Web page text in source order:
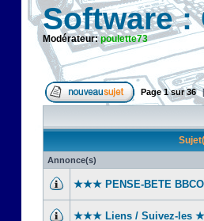
Software :
Modérateur:poulette73
Page1sur36 [
Annonce(s)
★★★ PENSE-BETE
★★★ Liens / Suivez-les